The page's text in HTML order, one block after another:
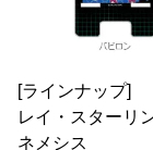
[ラインナップ]
レイ・スターリ
ネメシス